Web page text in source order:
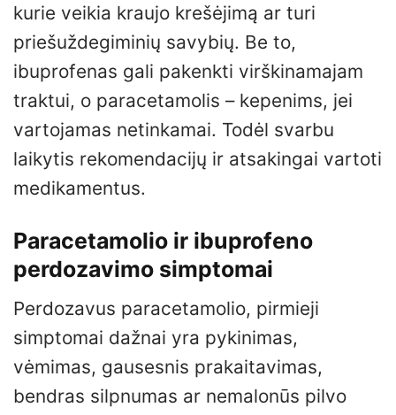
kurie veikia kraujo krešėjimą ar turi
priešuždegiminių savybių. Be to,
ibuprofenas gali pakenkti virškinamajam
traktui, o paracetamolis – kepenims, jei
vartojamas netinkamai. Todėl svarbu
laikytis rekomendacijų ir atsakingai vartoti
medikamentus.
Paracetamolio ir ibuprofeno
perdozavimo simptomai
Perdozavus paracetamolio, pirmieji
simptomai dažnai yra pykinimas,
vėmimas, gausesnis prakaitavimas,
bendras silpnumas ar nemalonūs pilvo